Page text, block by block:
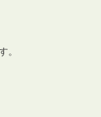
。